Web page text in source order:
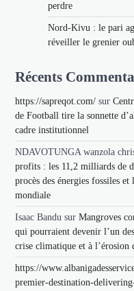
perdre
Nord-Kivu : le pari
réveiller le grenier
Récents
https://sapreqot.com/ sur
de Football tire la sonnette
cadre institutionnel
NDAVOTUNGA wanzola
profits : les 11,2 milliards de
procès des énergies fossiles
mondiale
Isaac Bandu surMangroves
qui pourraient devenir l’un
crise climatique et à l’érosion
https://
premier-destination-